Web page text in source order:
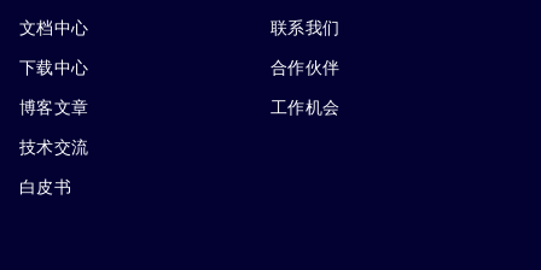
文档中心
下载中心
博客文章
技术交流
白皮书
联系我们
合作伙伴
工作机会